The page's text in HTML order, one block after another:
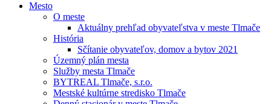
Mesto
O meste
Aktuálny prehľad obyvateľstva v meste Tlmače
História
Sčítanie obyvateľov, domov a bytov 2021
Územný plán mesta
Služby mesta Tlmače
BYTREAL Tlmače, s.r.o.
Mestské kultúrne stredisko Tlmače